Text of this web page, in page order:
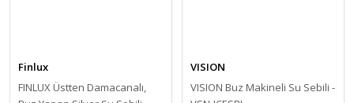
Finlux
FINLUX Üstten Damacanalı,
VISION
VISION Buz Makineli Su Sebili -